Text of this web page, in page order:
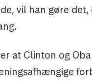
vil han gøre
at Clinton og